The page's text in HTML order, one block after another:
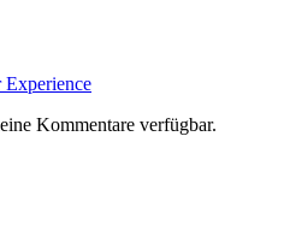
Experience
Kommentare verfügbar.